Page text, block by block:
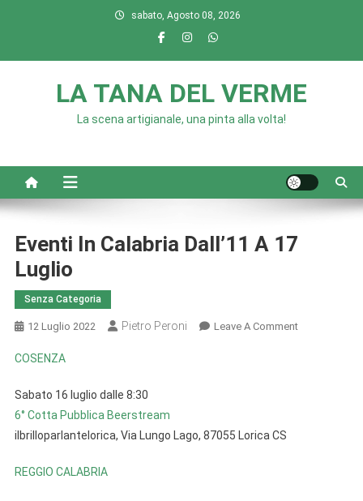
sabato, Agosto 08, 2026
LA TANA DEL VERME
La scena artigianale, una pinta alla volta!
Eventi In Calabria Dall’11 A 17
Luglio
Senza Categoria
12 Luglio 2022 Pietro Peroni Leave A CommentOn
COSENZA
Sabato 16 luglio dalle 8:30
6° Cotta Pubblica Beerstream
ilbrilloparlantelorica, Via Lungo Lago, 87055 Lorica CS
REGGIO CALABRIA